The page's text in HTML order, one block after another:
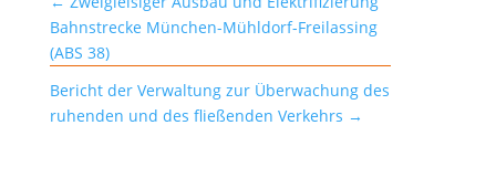
Bahnstrecke München-Mühldorf-Freilassing
(ABS 38)
Bericht der Verwaltung zur Überwachung des
ruhenden und des fließenden Verkehrs →